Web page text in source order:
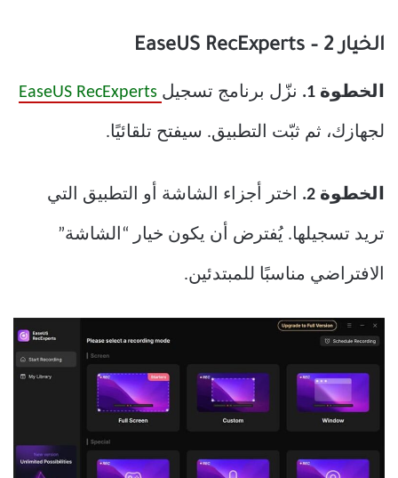
الخيار 2 – EaseUS RecExperts
الخطوة 1. نزّل برنامج تسجيل
لجهازك، ثم ثبّت التطبيق. سيفتح تلقائيًا.
الخطوة 2. اختر أجزاء الشاشة أو التطبيق التي
تريد تسجيلها. يُفترض أن يكون خيار “الشاشة”
الافتراضي مناسبًا للمبتدئين.